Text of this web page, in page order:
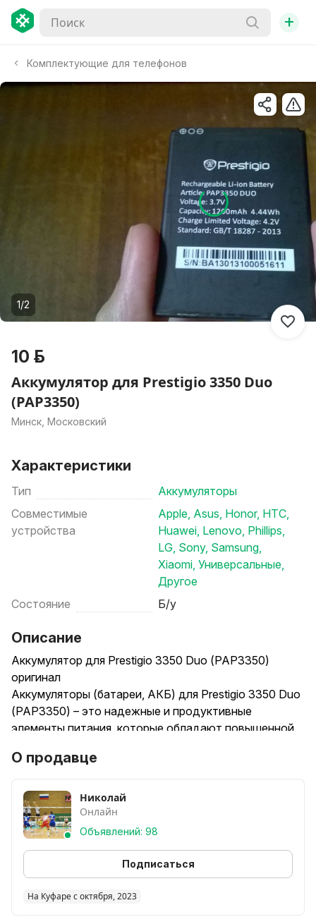
+
Комплектующие для телефонов
1/2
10 р.
Аккумулятор для Prestigio 3350 Duo
(PAP3350)
Минск, Московский
Характеристики
Тип
Аккумуляторы
Совместимые
устройства
Apple, Asus, Honor, HTC,
Huawei, Lenovo, Phillips,
LG, Sony, Samsung,
Xiaomi, Универсальные,
Другое
Состояние
Б/у
Описание
Аккумулятор для Prestigio 3350 Duo (PAP3350)
оригинал
Аккумуляторы (батареи, АКБ) для Prestigio 3350 Duo
(PAP3350) – это надежные и продуктивные
элементы питания, которые обладают повышенной
имеют большой запал циклов перезарядки. Высокое
производстве аккумуляторов данного типа –
катодно-анодные наполнители, алюминиевые и
медные детали – позволят существенно продлить
жизнь Вашего смартфона.
О продавце
Николай
Онлайн
Объявлений: 98
Подписаться
На Куфаре с октября, 2023